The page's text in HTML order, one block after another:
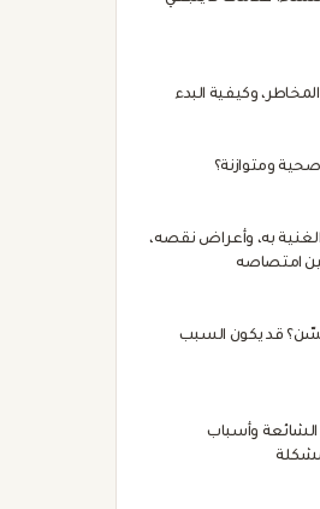
وكيفية البدء
ومتوازنة؟
الغنية به، وأعراض نقصه،
امتصاصه
قد يكون السبب
وأسباب